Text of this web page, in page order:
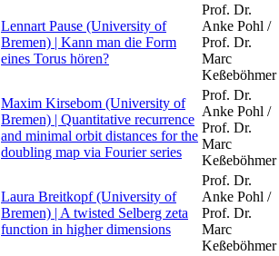
Lennart Pause (University of
Bremen) | Kann man die Form
eines Torus hören?
Prof. Dr.
Anke Pohl /
Prof. Dr.
Marc
Keßeböhmer
Maxim Kirsebom (University of
Bremen) | Quantitative recurrence
and minimal orbit distances for the
doubling map via Fourier series
Prof. Dr.
Anke Pohl /
Prof. Dr.
Marc
Keßeböhmer
Laura Breitkopf (University of
Bremen) | A twisted Selberg zeta
function in higher dimensions
Prof. Dr.
Anke Pohl /
Prof. Dr.
Marc
Keßeböhmer